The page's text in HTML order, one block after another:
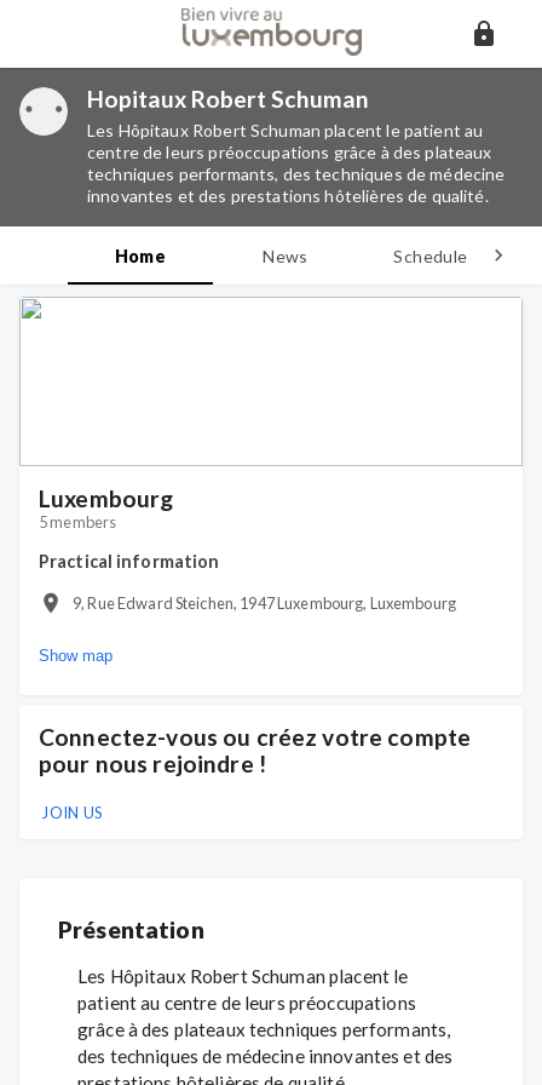
Hopitaux Robert Schuman
Les Hôpitaux Robert Schuman placent le patient au
centre de leurs préoccupations grâce à des plateaux
techniques performants, des techniques de médecine
innovantes et des prestations hôtelières de qualité.
Home News Schedule
Luxembourg
5 members
Practical information
9, Rue Edward Steichen, 1947 Luxembourg, Luxembourg
Show map
Connectez-vous ou créez votre compte
pour nous rejoindre !
JOIN US
Présentation
Les Hôpitaux Robert Schuman placent le
patient au centre de leurs préoccupations
grâce à des plateaux techniques performants,
des techniques de médecine innovantes et des